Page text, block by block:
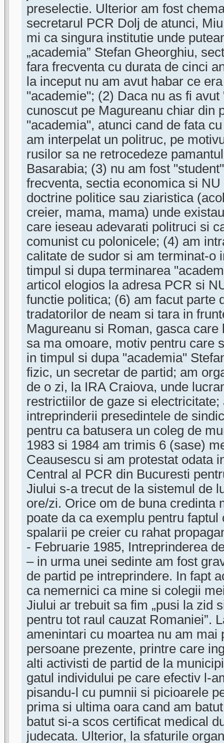
preselectie. Ulterior am fost
secretarul PCR Dolj de atunci,
mi ca singura institutie unde
„academia” Stefan Gheorghiu,
fara frecventa cu durata de cinci
la inceput nu am avut habar ce
"academie"; (2) Daca nu as fi
cunoscut pe Magureanu chiar din
"academia", atunci cand de fata
am interpelat un politruc, pe
rusilor sa ne retrocedeze
Basarabia; (3) nu am fost
frecventa, sectia economica si
doctrine politice sau ziaristica
creier, mama, mama) unde
care ieseau adevarati politruci si
comunist cu polonicele; (4) am
calitate de sudor si am terminat-o
timpul si dupa terminarea
articol elogios la adresa PCR si
functie politica; (6) am facut parte
tradatorilor de neam si tara in
Magureanu si Roman, gasca care
sa ma omoare, motiv pentru care
in timpul si dupa "academia"
fizic, un secretar de partid; am
de o zi, la IRA Craiova, unde
restrictiilor de gaze si
intreprinderii presedintele de
pentru ca batusera un coleg de
1983 si 1984 am trimis 6 (sase)
Ceausescu si am protestat odata
Central al PCR din Bucuresti
Jiului s-a trecut de la sistemul de
ore/zi. Orice om de buna credinta
poate da ca exemplu pentru faptul
spalarii pe creier cu rahat
- Februarie 1985, Intreprinderea
– in urma unei sedinte am fost
de partid pe intreprindere. In fapt
ca nemernici ca mine si colegii
Jiului ar trebuit sa fim „pusi la zid
pentru tot raul cauzat Romaniei”.
amenintari cu moartea nu am mai
persoane prezente, printre care
alti activisti de partid de la
gatul individului pe care efectiv l-
pisandu-l cu pumnii si picioarele
prima si ultima oara cand am
batut si-a scos certificat medical
judecata. Ulterior, la sfaturile